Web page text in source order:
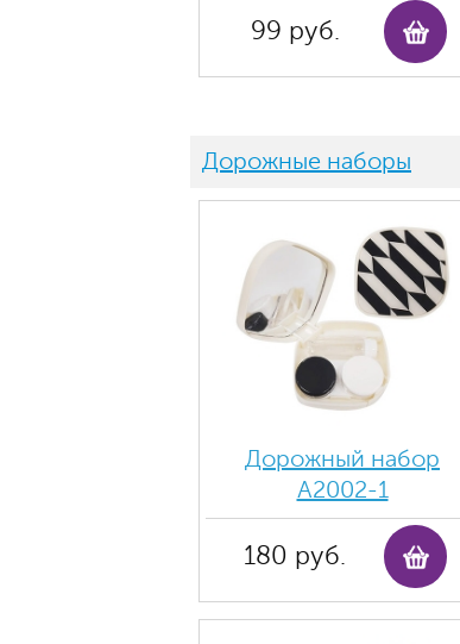
99 руб.
Дорожные наборы
Дорожный набор
А2002-1
180 руб.